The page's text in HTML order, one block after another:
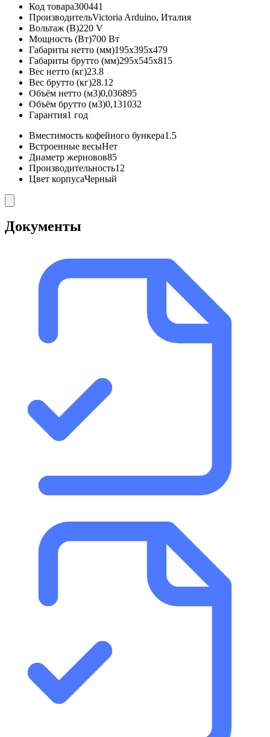
Код товара300441
ПроизводительVictoria Arduino, Италия
Вольтаж (В)220 V
Мощность (Вт)700 Вт
Габариты нетто (мм)195x395x479
Габариты брутто (мм)295x545x815
Вес нетто (кг)23.8
Вес брутто (кг)28.12
Объём нетто (м3)0,036895
Объём брутто (м3)0,131032
Гарантия1 год
Вместимость кофейного бункера1.5
Встроенные весыНет
Диаметр жерновов85
Производительность12
Цвет корпусаЧерный
Документы